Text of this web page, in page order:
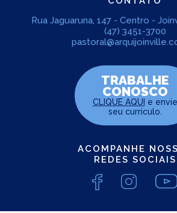
Rua Jaguaruna, 147 - Centro -
(47) 3451-3700
TRABALHE
CONOSCO
CLIQUE AQUI e envie
seu curriculo.
ACOMPANHE
REDES SOCIAIS